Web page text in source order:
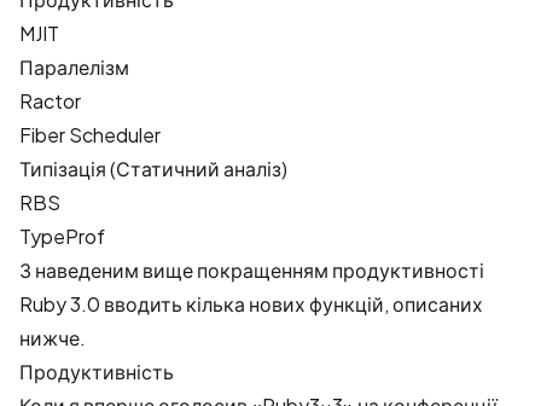
MJIT
Паралелізм
Ractor
Fiber Scheduler
Типізація (Статичний аналіз)
RBS
TypeProf
З наведеним вище покращенням продуктивності
Ruby 3.0 вводить кілька нових функцій, описаних
нижче.
Продуктивність